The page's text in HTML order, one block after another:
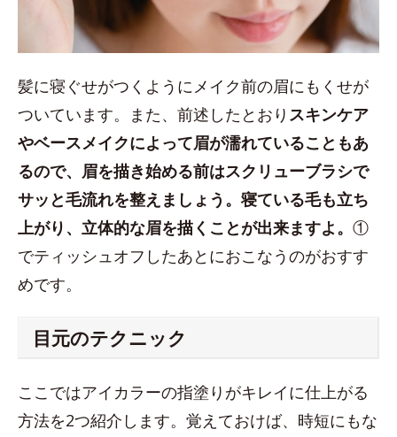
髪に寝ぐせがつくようにメイク前の眉にもくせが
ついています。また、前述したとおり スキンケア
やベースメイクによって眉が濡れていることもあ
るので、眉を描き始める前はスクリューブラシで
サッと毛流れを整えましょう。寝ている毛も立ち
上がり、立体的な眉を描くことが出来ますよ。 ①
でティッシュオフしたあとにおこなうのがおすす
めです。
目元のテクニック
ここではアイカラーの指塗りがキレイに仕上がる
方法を2つ紹介します。覚えておけば、時短にもな